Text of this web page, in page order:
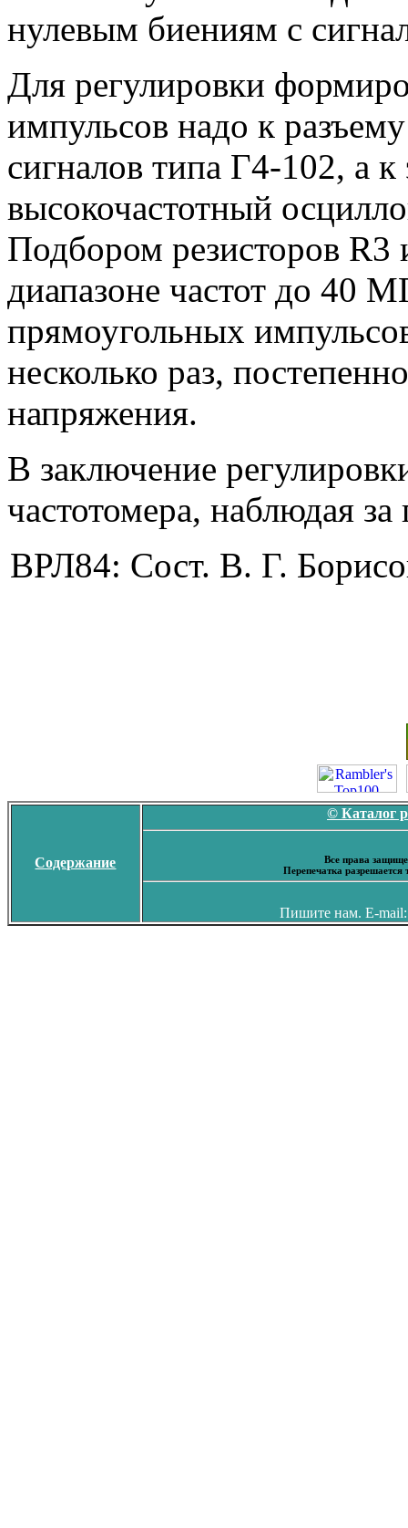
нулевым биениям с
Для регулировки
импульсов надо к
сигналов типа Г4-102, а
высокочастотный
Подбором резисторов R3
диапазоне частот до 40
прямоугольных
несколько раз,
напряжения.
В заключение
частотомера, наблюдая
ВРЛ84: Сост. В. Г.
Содержание
© Каталог
Все права
Перепечатка
Пишите нам. E-